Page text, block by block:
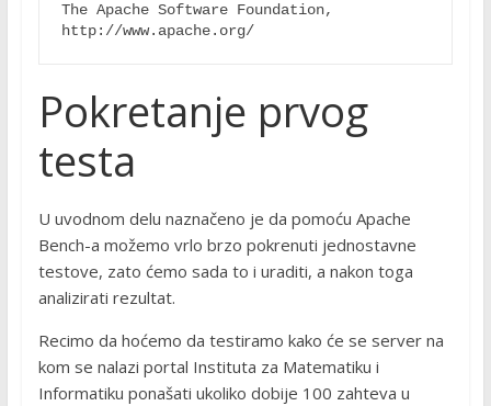
The Apache Software Foundation,
http://www.apache.org/
Pokretanje prvog
testa
U uvodnom delu naznačeno je da pomoću Apache
Bench-a možemo vrlo brzo pokrenuti jednostavne
testove, zato ćemo sada to i uraditi, a nakon toga
analizirati rezultat.
Recimo da hoćemo da testiramo kako će se server na
kom se nalazi portal Instituta za Matematiku i
Informatiku ponašati ukoliko dobije 100 zahteva u